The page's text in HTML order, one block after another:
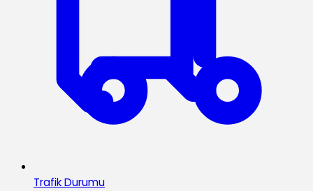
Trafik Durumu